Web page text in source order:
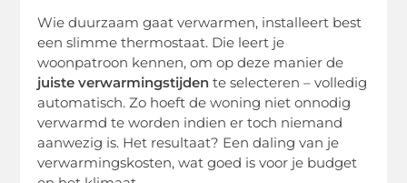
Wie duurzaam gaat verwarmen, installeert best
een slimme thermostaat. Die leert je
woonpatroon kennen, om op deze manier de
juiste verwarmingstijden te selecteren – volledig
automatisch. Zo hoeft de woning niet onnodig
verwarmd te worden indien er toch niemand
aanwezig is. Het resultaat? Een daling van je
verwarmingskosten, wat goed is voor je budget